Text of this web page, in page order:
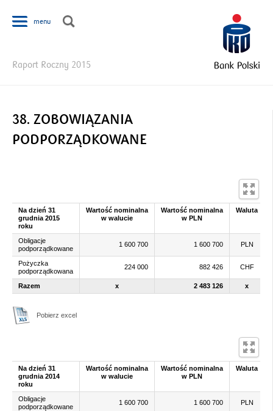
J
e
t
Raport Roczny 2015
menu
38. ZOBOWIĄZANIA
PODPORZĄDKOWANE
Na dzień 31
grudnia 2015
roku
Wartość nominalna
w walucie
Wartość nominalna
w PLN
Waluta
Obligacje
podporządkowane
1 600 700 1 600 700 PLN
Pożyczka
podporządkowana
224 000 882 426 CHF
Razem x 2 483 126 x
Pobierz excel
Na dzień 31
grudnia 2014
roku
Wartość nominalna
w walucie
Wartość nominalna
w PLN
Waluta
Obligacje
podporządkowane
1 600 700 1 600 700 PLN